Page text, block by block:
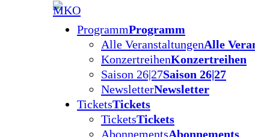
ProgrammProgramm
Alle VeranstaltungenAlle
KonzertreihenKonzertreihen
Saison 26|27Saison 26|27
NewsletterNewsletter
TicketsTickets
TicketsTickets
AbonnementsAbonnements